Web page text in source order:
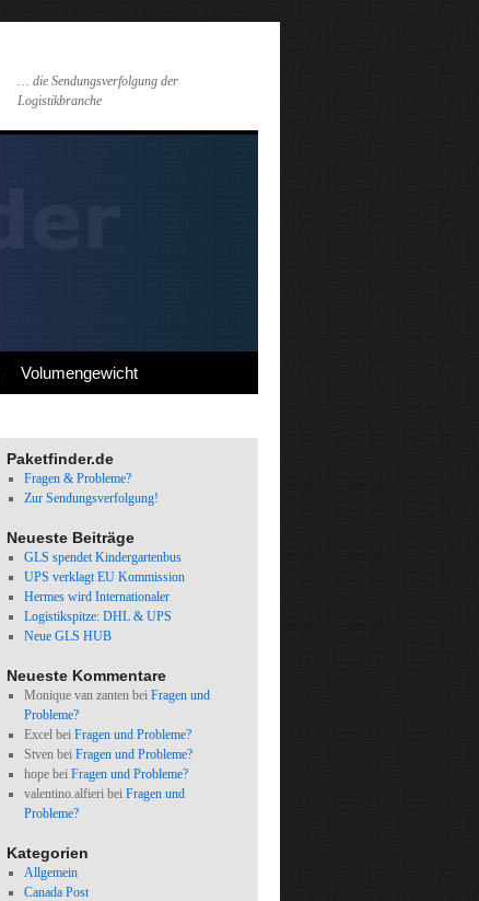
… die Sendungsverfolgung der
Logistikbranche
Volumengewicht
Paketfinder.de
Fragen & Probleme?
Zur Sendungsverfolgung!
Neueste Beiträge
GLS spendet Kindergartenbus
UPS verklagt EU Kommission
Hermes wird Internationaler
Logistikspitze: DHL & UPS
Neue GLS HUB
Neueste Kommentare
Monique van zantenbei Fragen und
Probleme?
Excelbei Fragen und Probleme?
Stvenbei Fragen und Probleme?
hopebei Fragen und Probleme?
valentino.alfieribei Fragen und
Probleme?
Kategorien
Allgemein
Canada Post